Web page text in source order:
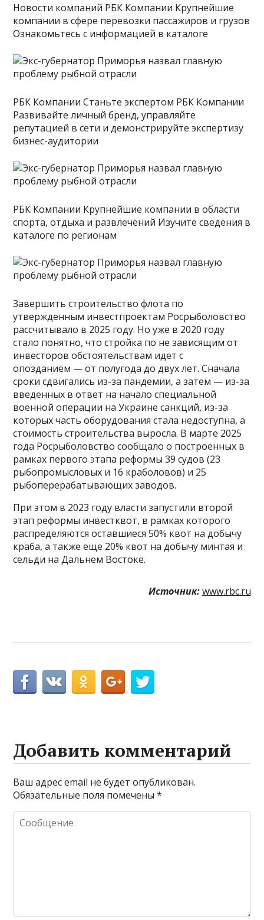
Новости компаний РБК Компании Крупнейшие
компании в сфере перевозки пассажиров и грузов
Ознакомьтесь с информацией в каталоге
РБК Компании Станьте экспертом РБК Компании
Развивайте личный бренд, управляйте
репутацией в сети и демонстрируйте экспертизу
бизнес-аудитории
РБК Компании Крупнейшие компании в области
спорта, отдыха и развлечений Изучите сведения в
каталоге по регионам
Завершить строительство флота по
утвержденным инвестпроектам Росрыболовство
рассчитывало в 2025 году. Но уже в 2020 году
стало понятно, что стройка по не зависящим от
инвесторов обстоятельствам идет с
опозданием — от полугода до двух лет. Сначала
сроки сдвигались из-за пандемии, а затем — из-за
введенных в ответ на начало специальной
военной операции на Украине санкций, из-за
которых часть оборудования стала недоступна, а
стоимость строительства выросла. В марте 2025
года Росрыболовство сообщало о построенных в
рамках первого этапа реформы 39 судов (23
рыбопромысловых и 16 краболовов) и 25
рыбоперерабатывающих заводов.
При этом в 2023 году власти запустили второй
этап реформы инвестквот, в рамках которого
распределяются оставшиеся 50% квот на добычу
краба, а также еще 20% квот на добычу минтая и
сельди на Дальнем Востоке.
Источник: www.rbc.ru
Добавить комментарий
Ваш адрес email не будет опубликован.
Обязательные поля помечены*